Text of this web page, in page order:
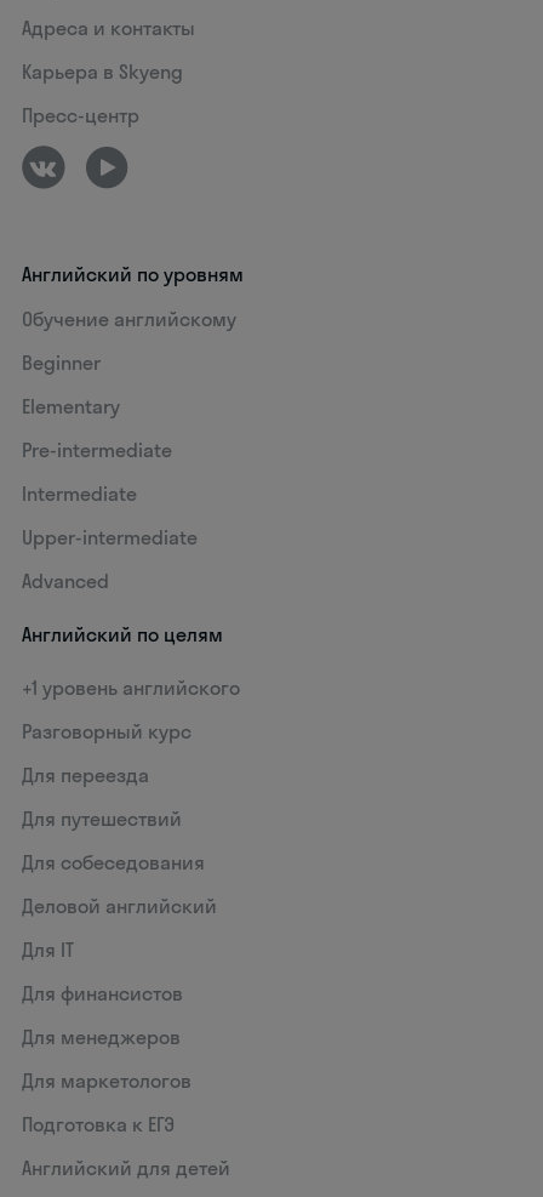
Адреса и контакты
Карьера в Skyeng
Пресс-центр
Английский по уровням
Обучение английскому
Beginner
Elementary
Pre-intermediate
Intermediate
Upper-intermediate
Advanced
Английский по целям
+1 уровень английского
Разговорный курс
Для переезда
Для путешествий
Для собеседования
Деловой английский
Для IT
Для финансистов
Для менеджеров
Для маркетологов
Подготовка к ЕГЭ
Английский для детей